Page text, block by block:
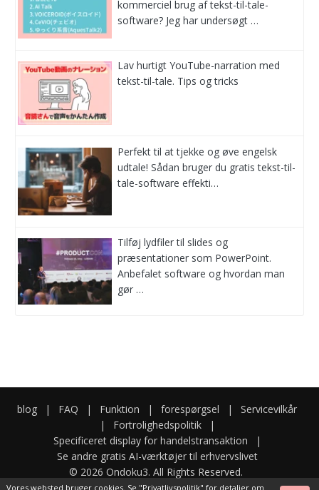
kommerciel brug af tekst-til-tale-
software? Jeg har undersøgt …
Lav hurtigt YouTube-narration med
tekst-til-tale. Tips og tricks
Perfekt til at tjekke og øve engelsk
udtale! Sådan bruger du gratis tekst-til-
tale-software effekti…
Tilføj lydfiler til slides og
præsentationer som PowerPoint.
Anbefalet software og hvordan man
gør …
blog | FAQ | Funktion | forespørgsel |
Servicevilkår
|
Fortrolighedspolitik
|
Specificeret display for handelstransaktion
|
Se andre gratis AI-værktøjer til erhvervslivet
© 2026 Ondoku3. All Rights Reserved.
Vores websted bruger cookies. Se "Privatlivspolitik" for detaljer om